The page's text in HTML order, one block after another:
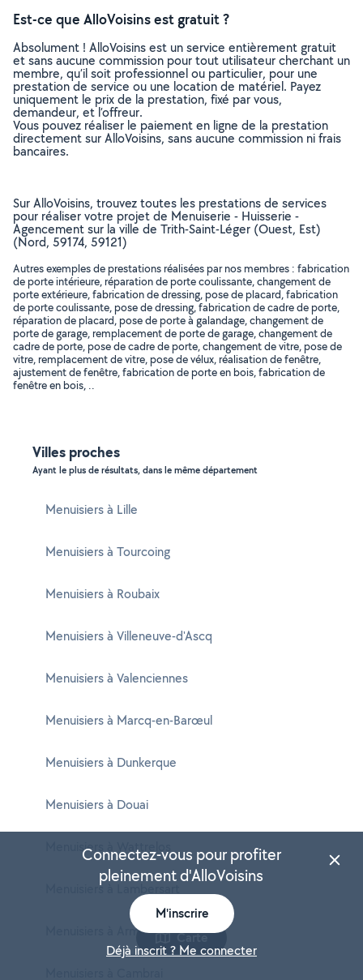
Est-ce que AlloVoisins est gratuit ?
Absolument ! AlloVoisins est un service entièrement gratuit
et sans aucune commission pour tout utilisateur cherchant un
membre, qu’il soit professionnel ou particulier, pour une
prestation de service ou une location de matériel. Payez
uniquement le prix de la prestation, fixé par vous,
demandeur, et l’offreur.
Vous pouvez réaliser le paiement en ligne de la prestation
directement sur AlloVoisins, sans aucune commission ni frais
bancaires.
Sur AlloVoisins, trouvez toutes les prestations de services
pour réaliser votre projet de Menuiserie - Huisserie -
Agencement sur la ville de Trith-Saint-Léger (Ouest, Est)
(Nord, 59174, 59121)
Autres exemples de prestations réalisées par nos membres : fabrication
de porte intérieure, réparation de porte coulissante, changement de
porte extérieure, fabrication de dressing, pose de placard, fabrication
de porte coulissante, pose de dressing, fabrication de cadre de porte,
réparation de placard, pose de porte à galandage, changement de
porte de garage, remplacement de porte de garage, changement de
cadre de porte, pose de cadre de porte, changement de vitre, pose de
vitre, remplacement de vitre, pose de vélux, réalisation de fenêtre,
ajustement de fenêtre, fabrication de porte en bois, fabrication de
fenêtre en bois, ..
Villes proches
Ayant le plus de résultats, dans le même département
Menuisiers à Lille
Menuisiers à Tourcoing
Menuisiers à Roubaix
Menuisiers à Villeneuve-d'Ascq
Menuisiers à Valenciennes
Menuisiers à Marcq-en-Barœul
Menuisiers à Dunkerque
Menuisiers à Douai
Menuisiers à Wattrelos
Menuisiers à Lambersart
Menuisiers à ArmentièresCarte
Connectez-vous pour profiter
pleinement d'AlloVoisins
M'inscrire
Déjà inscrit ? Me connecter